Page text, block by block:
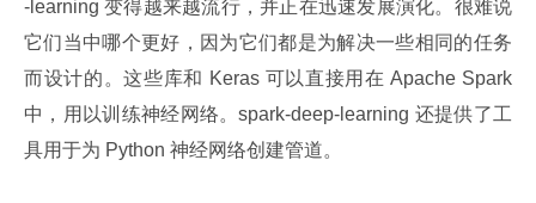
-learning 变得越来越流行，并正在迅速发展演化。很难说
它们当中哪个更好，因为它们都是为解决一些相同的任务
而设计的。这些库和 Keras 可以直接用在 Apache Spark
中，用以训练神经网络。spark-deep-learning 还提供了工
具用于为 Python 神经网络创建管道。